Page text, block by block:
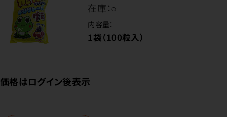
在庫：○
内容量：
1袋（100粒入）
価格はログイン後表示